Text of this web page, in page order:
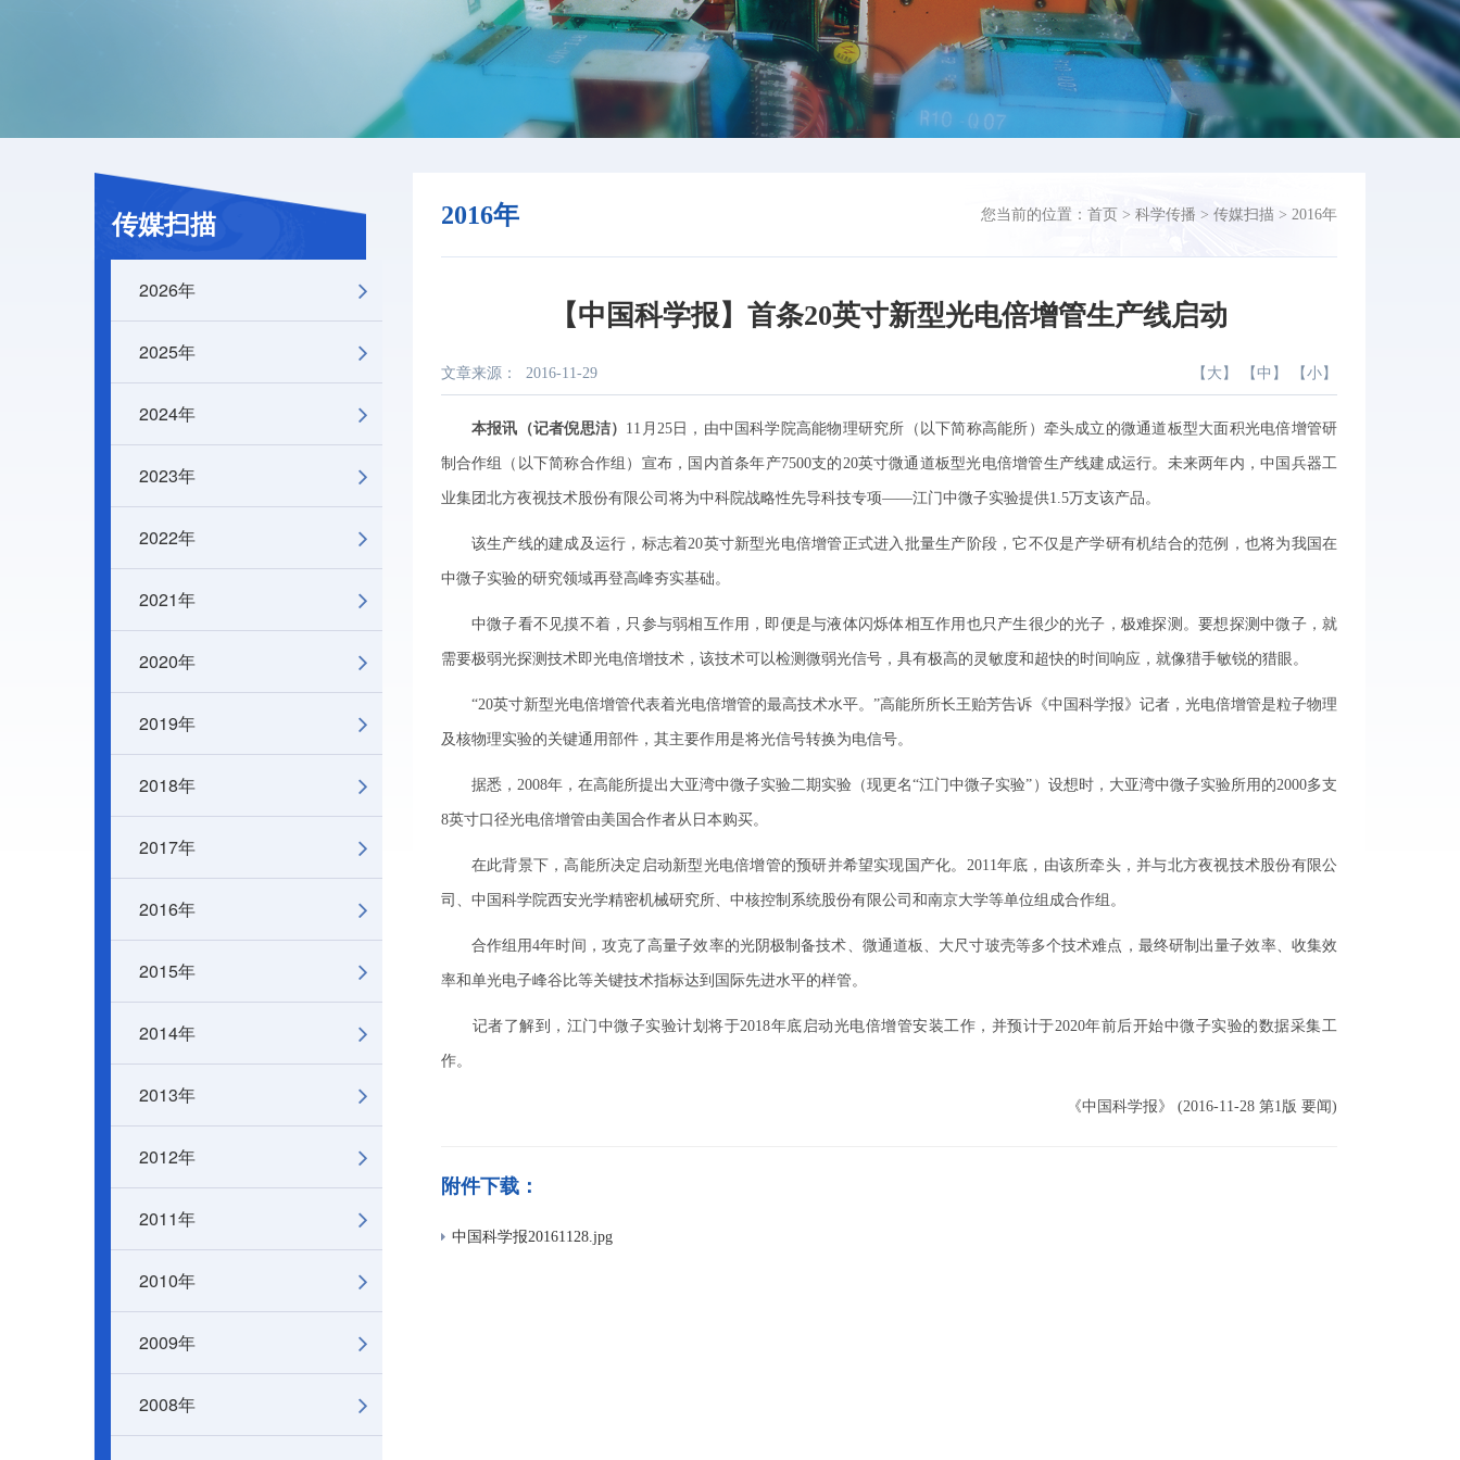
传媒扫描
2026年
2025年
2024年
2023年
2022年
2021年
2020年
2019年
2018年
2017年
2016年
2015年
2014年
2013年
2012年
2011年
2010年
2009年
2008年
2016年 您当前的位置： 首页 > 科学传播 > 传媒扫描 > 2016年
【中国科学报】首条20英寸新型光电倍增管生产线启动
文章来源： 2016-11-29 【 大 】 【中 】 【小】
本报讯（记者倪思洁） 11月25日，由中国科学院高能物理研究所（以下简称高能所）牵头成立的微通道板型大面积光电倍增管研
制合作组（以下简称合作组）宣布，国内首条年产7500支的20英寸微通道板型光电倍增管生产线建成运行。未来两年内，中国兵器工
业集团北方夜视技术股份有限公司将为中科院战略性先导科技专项——江门中微子实验提供1.5万支该产品。
该生产线的建成及运行，标志着20英寸新型光电倍增管正式进入批量生产阶段，它不仅是产学研有机结合的范例，也将为我国在
中微子实验的研究领域再登高峰夯实基础。
中微子看不见摸不着，只参与弱相互作用，即便是与液体闪烁体相互作用也只产生很少的光子，极难探测。要想探测中微子，就
需要极弱光探测技术即光电倍增技术，该技术可以检测微弱光信号，具有极高的灵敏度和超快的时间响应，就像猎手敏锐的猎眼。
“20英寸新型光电倍增管代表着光电倍增管的最高技术水平。”高能所所长王贻芳告诉《中国科学报》记者，光电倍增管是粒子物理
及核物理实验的关键通用部件，其主要作用是将光信号转换为电信号。
据悉，2008年，在高能所提出大亚湾中微子实验二期实验（现更名“江门中微子实验”）设想时，大亚湾中微子实验所用的2000多支
8英寸口径光电倍增管由美国合作者从日本购买。
在此背景下，高能所决定启动新型光电倍增管的预研并希望实现国产化。2011年底，由该所牵头，并与北方夜视技术股份有限公
司、中国科学院西安光学精密机械研究所、中核控制系统股份有限公司和南京大学等单位组成合作组。
合作组用4年时间，攻克了高量子效率的光阴极制备技术、微通道板、大尺寸玻壳等多个技术难点，最终研制出量子效率、收集效
率和单光电子峰谷比等关键技术指标达到国际先进水平的样管。
记者了解到，江门中微子实验计划将于2018年底启动光电倍增管安装工作，并预计于2020年前后开始中微子实验的数据采集工
作。
《中国科学报》 (2016-11-28 第1版 要闻)
附件下载：
中国科学报20161128.jpg